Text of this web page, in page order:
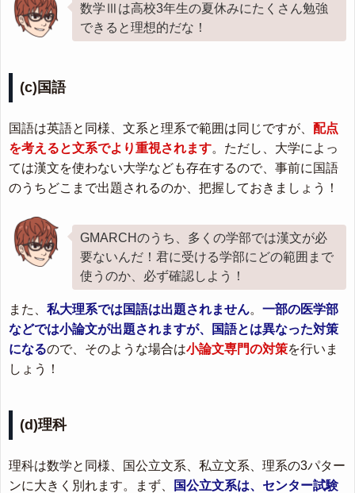
数学Ⅲは高校3年生の夏休みにたくさん勉強
できると理想的だな！
(c)国語
国語は英語と同様、文系と理系で範囲は同じですが、 配点
を考えると文系でより重視されます。ただし、大学によっ
ては漢文を使わない大学なども存在するので、事前に国語
のうちどこまで出題されるのか、把握しておきましょう！
GMARCHのうち、多くの学部では漢文が必
要ないんだ！君に受ける学部にどの範囲まで
使うのか、必ず確認しよう！
また、 私大理系では国語は出題されません。 一部の医学部
などでは小論文が出題されますが、国語とは異なった対策
になるので、そのような場合は小論文専門の対策を行いま
しょう！
(d)理科
理科は数学と同様、国公立文系、私立文系、理系の3パター
ンに大きく別れます。まず、
国公立文系は、センター試験